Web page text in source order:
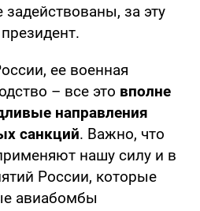
за эту
ее военная
– все это вполне
направления
санкций. Важно, что
нашу силу и в
России, которые
авиабомбы